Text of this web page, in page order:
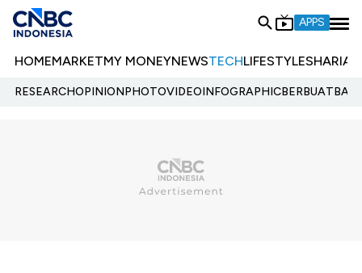
APPS
HOMEMARKETMY MONEYNEWSTECHLIFESTYLESHARIA
RESEARCHOPINIONPHOTOVIDEOINFOGRAPHIC